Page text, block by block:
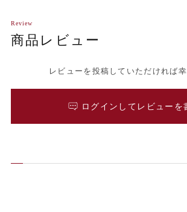
商品レビュー
Review
ログインしてレビューを
レビューを投稿していただければ幸